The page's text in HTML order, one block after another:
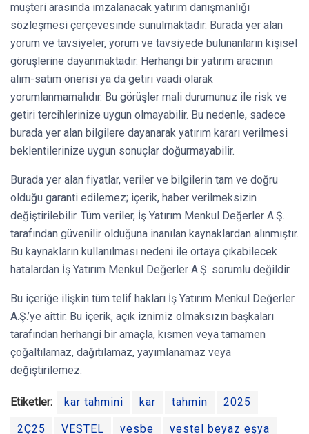
müşteri arasında imzalanacak yatırım danışmanlığı
sözleşmesi çerçevesinde sunulmaktadır. Burada yer alan
yorum ve tavsiyeler, yorum ve tavsiyede bulunanların kişisel
görüşlerine dayanmaktadır. Herhangi bir yatırım aracının
alım-satım önerisi ya da getiri vaadi olarak
yorumlanmamalıdır. Bu görüşler mali durumunuz ile risk ve
getiri tercihlerinize uygun olmayabilir. Bu nedenle, sadece
burada yer alan bilgilere dayanarak yatırım kararı verilmesi
beklentilerinize uygun sonuçlar doğurmayabilir.
Burada yer alan fiyatlar, veriler ve bilgilerin tam ve doğru
olduğu garanti edilemez; içerik, haber verilmeksizin
değiştirilebilir. Tüm veriler, İş Yatırım Menkul Değerler A.Ş.
tarafından güvenilir olduğuna inanılan kaynaklardan alınmıştır.
Bu kaynakların kullanılması nedeni ile ortaya çıkabilecek
hatalardan İş Yatırım Menkul Değerler A.Ş. sorumlu değildir.
Bu içeriğe ilişkin tüm telif hakları İş Yatırım Menkul Değerler
A.Ş.’ye aittir. Bu içerik, açık iznimiz olmaksızın başkaları
tarafından herhangi bir amaçla, kısmen veya tamamen
çoğaltılamaz, dağıtılamaz, yayımlanamaz veya
değiştirilemez.
Etiketler: kar tahmini kar tahmin 2025
2Ç25 VESTEL vesbe vestel beyaz eşya